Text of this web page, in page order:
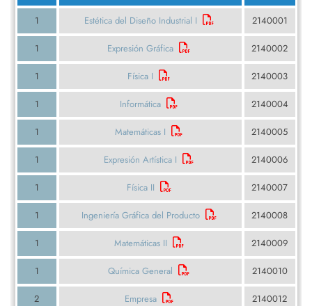
1 Estética del Diseño Industrial I 2140001
1 Expresión Gráfica 2140002
1 Física I 2140003
1 Informática 2140004
1 Matemáticas I 2140005
1 Expresión Artística I 2140006
1 Física II 2140007
1 Ingeniería Gráfica del Producto 2140008
1 Matemáticas II 2140009
1 Química General 2140010
2 Empresa 2140012